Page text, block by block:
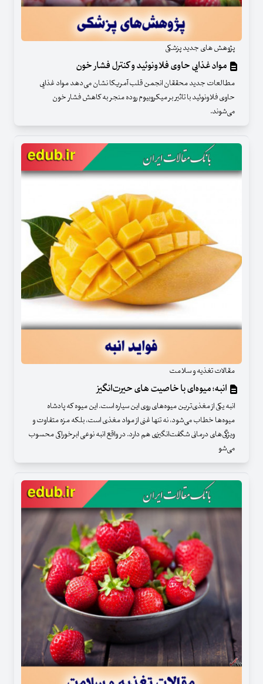
پژوهش های جدید پزشکی
مواد غذایی حاوی فلاونوئید و کنترل فشار خون
مطالعات جدید محققان انجمن قلب آمریکا نشان می‌دهد مواد غذایی
حاوی فلاونوئید با تاثیر بر میکروبیوم روده منجر به کاهش فشار خون
می‌شوند.
مقالات تغذیه و سلامت
انبه؛ میوه‌ای با خاصیت های حیرت‌انگیز
انبه یکی از مغذی‌ترین میوه‌های روی این سیاره است. این میوه که پادشاه
میوه‌ها خطاب می‌شود، نه تنها غنی از مواد مغذی است، بلکه مزه متفاوت و
ویژگی‌های درمانی شگفت‌انگیزی هم دارد. در واقع انبه نوعی ابرخوراکی محسوب
می‌شو